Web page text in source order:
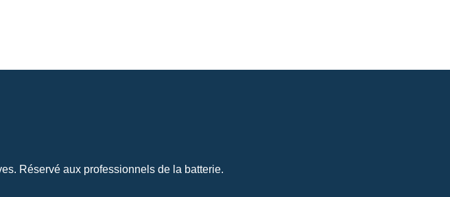
Réservé aux professionnels de la batterie.